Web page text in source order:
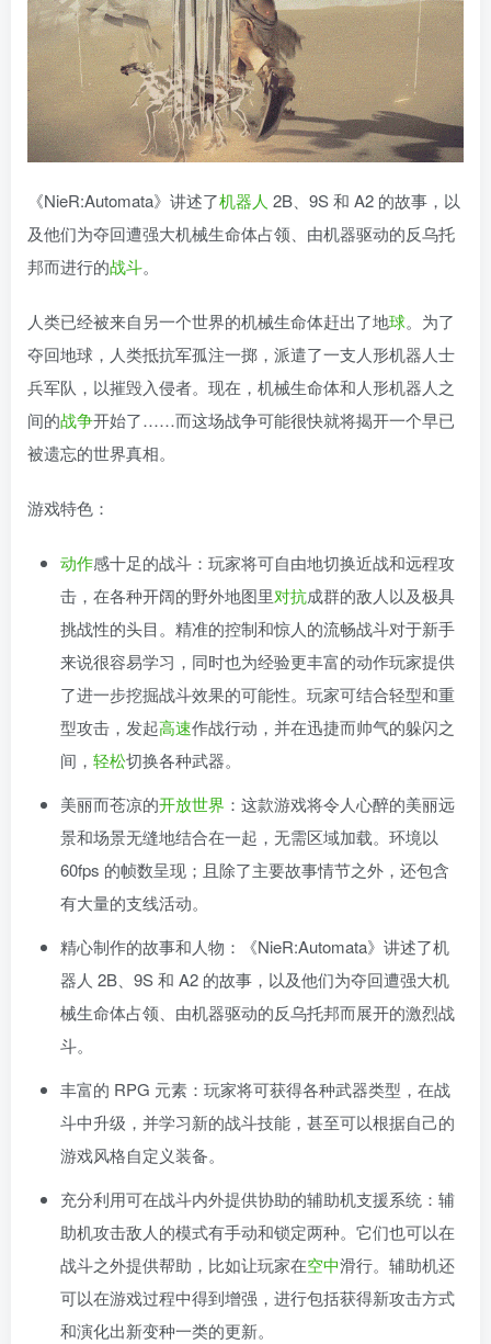
《NieR:Automata》讲述了机器人 2B、9S 和 A2 的故事，以
及他们为夺回遭强大机械生命体占领、由机器驱动的反乌托
邦而进行的战斗。
人类已经被来自另一个世界的机械生命体赶出了地球。为了
夺回地球，人类抵抗军孤注一掷，派遣了一支人形机器人士
兵军队，以摧毁入侵者。现在，机械生命体和人形机器人之
间的战争开始了……而这场战争可能很快就将揭开一个早已
被遗忘的世界真相。
游戏特色：
动作感十足的战斗：玩家将可自由地切换近战和远程攻
击，在各种开阔的野外地图里对抗成群的敌人以及极具
挑战性的头目。精准的控制和惊人的流畅战斗对于新手
来说很容易学习，同时也为经验更丰富的动作玩家提供
了进一步挖掘战斗效果的可能性。玩家可结合轻型和重
型攻击，发起高速作战行动，并在迅捷而帅气的躲闪之
间， 轻松切换各种武器。
美丽而苍凉的开放世界 ：这款游戏将令人心醉的美丽远
景和场景无缝地结合在一起，无需区域加载。环境以
60fps 的帧数呈现；且除了主要故事情节之外，还包含
有大量的支线活动。
精心制作的故事和人物：《NieR:Automata》讲述了机
器人 2B、9S 和 A2 的故事，以及他们为夺回遭强大机
械生命体占领、由机器驱动的反乌托邦而展开的激烈战
斗。
丰富的 RPG 元素：玩家将可获得各种武器类型，在战
斗中升级，并学习新的战斗技能，甚至可以根据自己的
游戏风格自定义装备。
充分利用可在战斗内外提供协助的辅助机支援系统：辅
助机攻击敌人的模式有手动和锁定两种。它们也可以在
战斗之外提供帮助，比如让玩家在空中滑行。辅助机还
可以在游戏过程中得到增强，进行包括获得新攻击方式
和演化出新变种一类的更新。